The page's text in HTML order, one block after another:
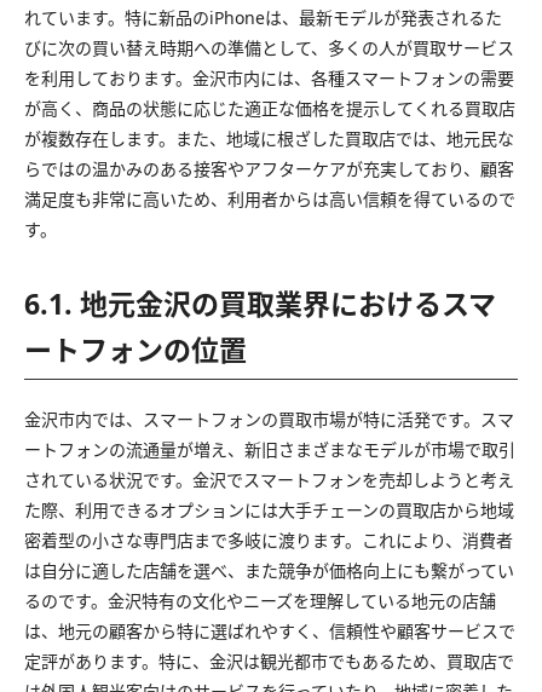
れています。特に新品のiPhoneは、最新モデルが発表されるた
びに次の買い替え時期への準備として、多くの人が買取サービス
を利用しております。金沢市内には、各種スマートフォンの需要
が高く、商品の状態に応じた適正な価格を提示してくれる買取店
が複数存在します。また、地域に根ざした買取店では、地元民な
らではの温かみのある接客やアフターケアが充実しており、顧客
満足度も非常に高いため、利用者からは高い信頼を得ているので
す。
6.1. 地元金沢の買取業界におけるスマ
ートフォンの位置
金沢市内では、スマートフォンの買取市場が特に活発です。スマ
ートフォンの流通量が増え、新旧さまざまなモデルが市場で取引
されている状況です。金沢でスマートフォンを売却しようと考え
た際、利用できるオプションには大手チェーンの買取店から地域
密着型の小さな専門店まで多岐に渡ります。これにより、消費者
は自分に適した店舗を選べ、また競争が価格向上にも繋がってい
るのです。金沢特有の文化やニーズを理解している地元の店舗
は、地元の顧客から特に選ばれやすく、信頼性や顧客サービスで
定評があります。特に、金沢は観光都市でもあるため、買取店で